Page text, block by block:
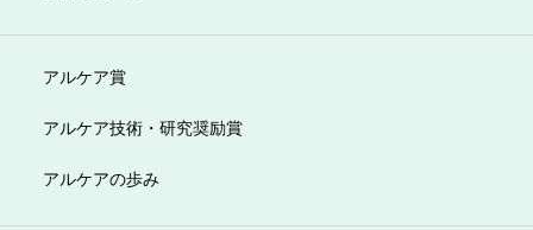
アルケア賞
アルケア技術・研究奨励賞
アルケアの歩み